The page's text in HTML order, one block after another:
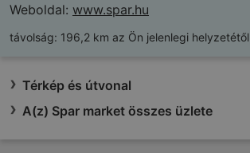
Weboldal: www.spar.hu
távolság: 196,2 km az Ön jelenlegi helyzetétől
Térkép és útvonal
A(z) Spar market összes üzlete